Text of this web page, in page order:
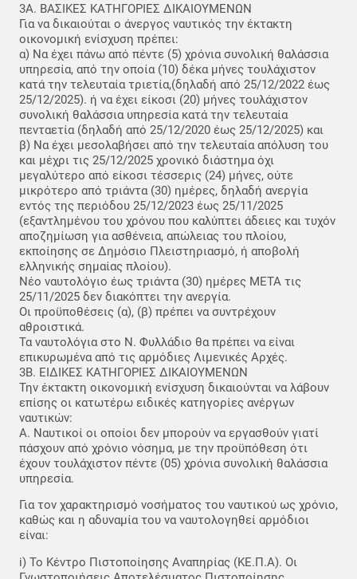
3Α. ΒΑΣΙΚΕΣ ΚΑΤΗΓΟΡΙΕΣ ΔΙΚΑΙΟΥΜΕΝΩΝ
Για να δικαιούται ο άνεργος ναυτικός την έκτακτη
οικονομική ενίσχυση πρέπει:
α) Να έχει πάνω από πέντε (5) χρόνια συνολική θαλάσσια
υπηρεσία, από την οποία (10) δέκα μήνες τουλάχιστον
κατά την τελευταία τριετία,(δηλαδή από 25/12/2022 έως
25/12/2025). ή να έχει είκοσι (20) μήνες τουλάχιστον
συνολική θαλάσσια υπηρεσία κατά την τελευταία
πενταετία (δηλαδή από 25/12/2020 έως 25/12/2025) και
β) Να έχει μεσολαβήσει από την τελευταία απόλυση του
και μέχρι τις 25/12/2025 χρονικό διάστημα όχι
μεγαλύτερο από είκοσι τέσσερις (24) μήνες, ούτε
μικρότερο από τριάντα (30) ημέρες, δηλαδή ανεργία
εντός της περιόδου 25/12/2023 έως 25/11/2025
(εξαντλημένου του χρόνου που καλύπτει άδειες και τυχόν
αποζημίωση για ασθένεια, απώλειας του πλοίου,
εκποίησης σε Δημόσιο Πλειστηριασμό, ή αποβολή
ελληνικής σημαίας πλοίου).
Νέο ναυτολόγιο έως τριάντα (30) ημέρες ΜΕΤΑ τις
25/11/2025 δεν διακόπτει την ανεργία.
Οι προϋποθέσεις (α), (β) πρέπει να συντρέχουν
αθροιστικά.
Τα ναυτολόγια στο Ν. Φυλλάδιο θα πρέπει να είναι
επικυρωμένα από τις αρμόδιες Λιμενικές Αρχές.
3Β. ΕΙΔΙΚΕΣ ΚΑΤΗΓΟΡΙΕΣ ΔΙΚΑΙΟΥΜΕΝΩΝ
Την έκτακτη οικονομική ενίσχυση δικαιούνται να λάβουν
επίσης οι κατωτέρω ειδικές κατηγορίες ανέργων
ναυτικών:
Α. Ναυτικοί οι οποίοι δεν μπορούν να εργασθούν γιατί
πάσχουν από χρόνιο νόσημα, με την προϋπόθεση ότι
έχουν τουλάχιστον πέντε (05) χρόνια συνολική θαλάσσια
υπηρεσία.
Για τον χαρακτηρισμό νοσήματος του ναυτικού ως χρόνιο,
καθώς και η αδυναμία του να ναυτολογηθεί αρμόδιοι
είναι:
i) Το Κέντρο Πιστοποίησης Αναπηρίας (ΚΕ.Π.Α). Οι